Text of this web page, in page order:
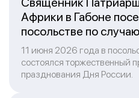
Африки в Габоне
посольстве по
11 июня 2026 года в
состоялся торжественный
празднования Дня России.